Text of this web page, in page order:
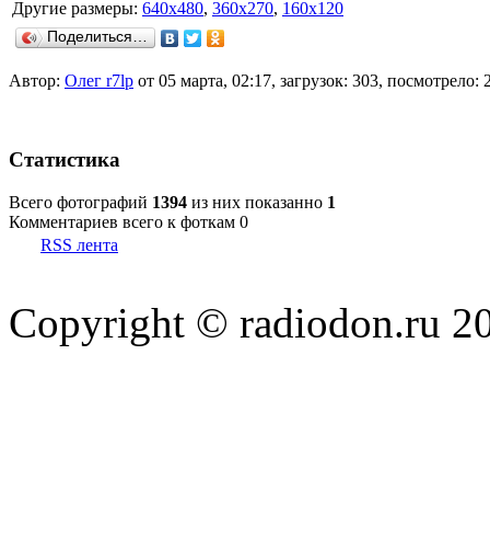
Другие размеры: 640x480, 360x270, 160x120
Поделиться…
Автор: Олег r7lp от 05 марта, 02:17, загрузок: 303, посмотрело:
Статистика
Всего фотографий 1394 из них показанно 1
Комментариев всего к фоткам 0
RSS лента
Copyright © radiodon.ru